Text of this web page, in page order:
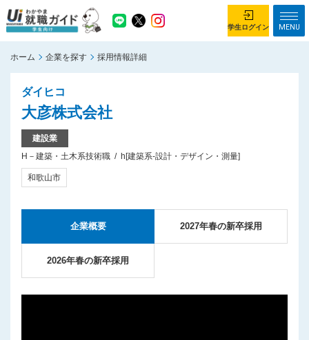
ホーム
がっつり就業体験コース
イベント情報 はじめて利用する方へ
お知らせ
総合トップページ
ちょこっと仕事体験コース トップ
学生ログイン MENU
ホーム 企業を探す 採用情報詳細
ダイヒコ
大彦株式会社
建設業
H－建築・土木系技術職
h[建築系-設計・デザイン・測量]
和歌山市
企業概要 2027年春の新卒採用
2026年春の新卒採用